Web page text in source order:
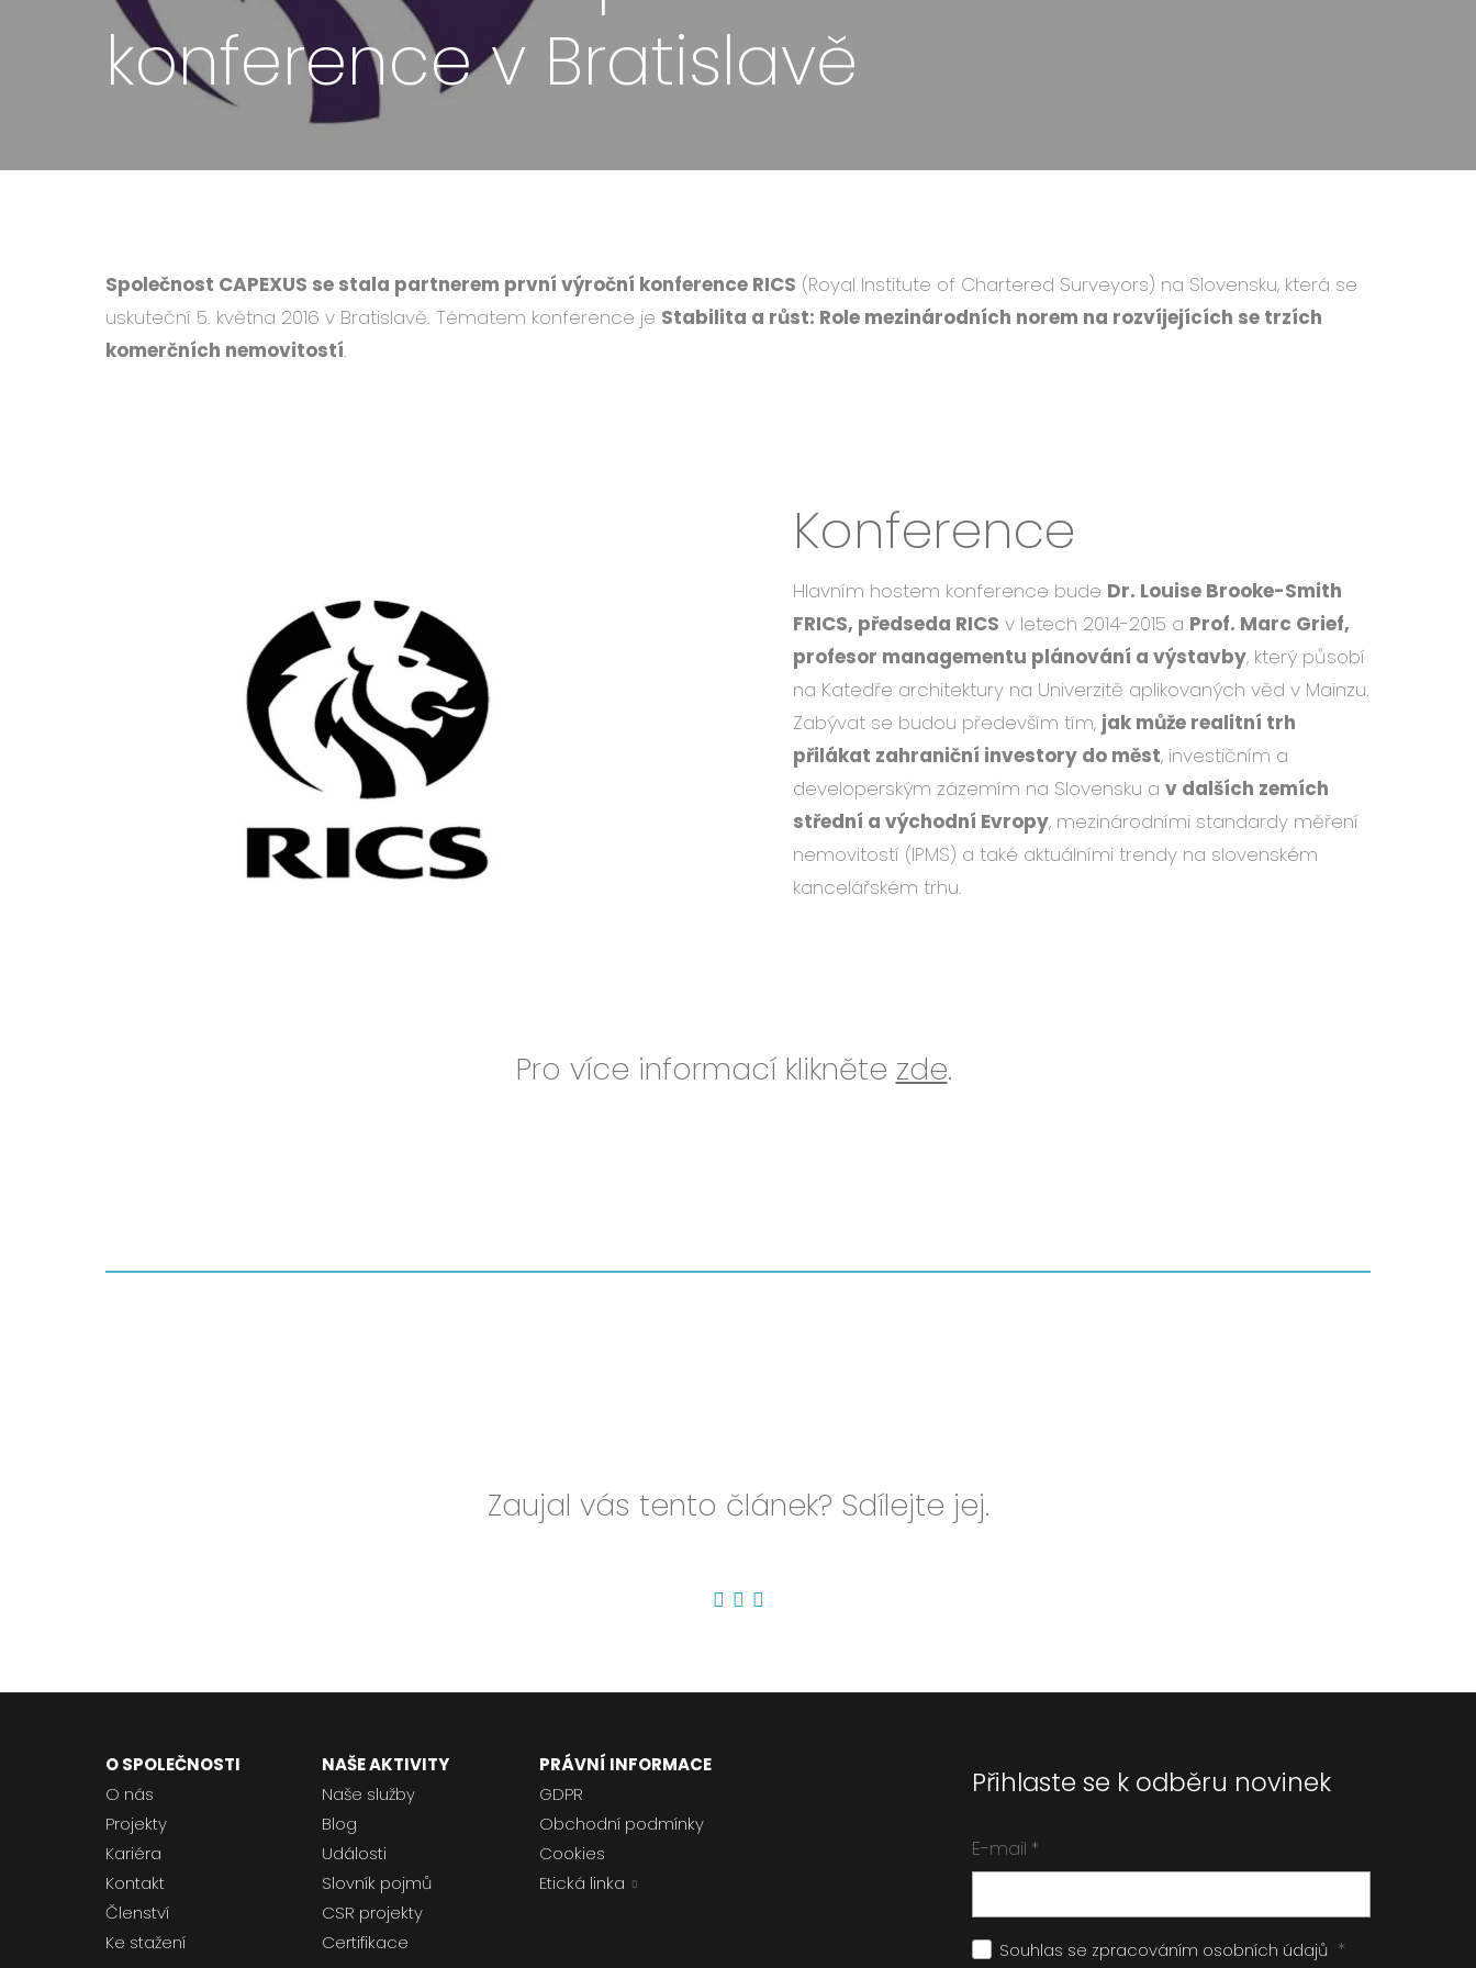
konference v Bratislavě
Společnost CAPEXUS se stala partnerem první výroční konference RICS (Royal Institute of Chartered Surveyors) na Slovensku, která se
uskuteční 5. května 2016 v Bratislavě. Tématem konference je Stabilita a růst: Role mezinárodních norem na rozvíjejících se trzích
komerčních nemovitostí.
Konference
Hlavním hostem konference bude Dr. Louise Brooke-Smith
FRICS, předseda RICS v letech 2014-2015 a Prof. Marc Grief,
profesor managementu plánování a výstavby, který působí
na Katedře architektury na Univerzitě aplikovaných věd v Mainzu.
Zabývat se budou především tím, jak může realitní trh
přilákat zahraniční investory do měst, investičním a
developerským zázemím na Slovensku a v dalších zemích
střední a východní Evropy, mezinárodními standardy měření
nemovitostí (IPMS) a také aktuálními trendy na slovenském
kancelářském trhu.
Pro více informací klikněte zde.
Zaujal vás tento článek? Sdílejte jej.
O SPOLEČNOSTI
O nás
Projekty
Kariéra
Kontakt
Členství
Ke stažení
NAŠE AKTIVITY
Naše služby
Blog
Události
Slovník pojmů
CSR projekty
Certifikace
PRÁVNÍ INFORMACE
GDPR
Obchodní podmínky
Cookies
Etická linka
Přihlaste se k odběru novinek
E-mail *
Souhlas se zpracováním osobních údajů *